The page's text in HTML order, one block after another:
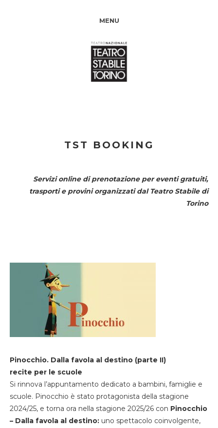
MENU
TST BOOKING
Servizi online di prenotazione per eventi gratuiti,
trasporti e provini organizzati dal Teatro Stabile di
Torino
Pinocchio. Dalla favola al destino (parte II)
recite per le scuole
Si rinnova l’appuntamento dedicato a bambini, famiglie e
scuole. Pinocchio è stato protagonista della stagione
2024/25, e torna ora nella stagione 2025/26 con Pinocchio
– Dalla favola al destino: uno spettacolo coinvolgente,